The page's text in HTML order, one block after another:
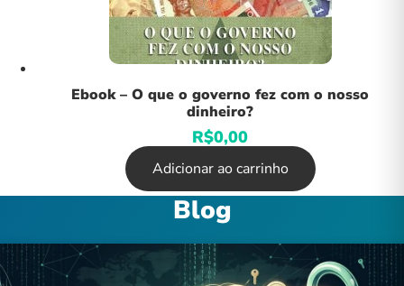
Ebook – O que o governo fez com o nosso
dinheiro?
R$0,00
Adicionar ao carrinho
Blog